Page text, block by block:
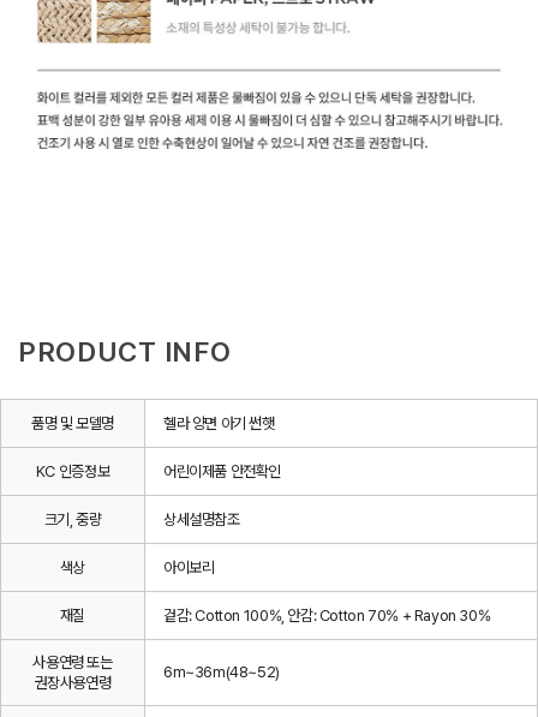
PRODUCT INFO
품명 및 모델명 헬라 양면 아기 썬햇
KC 인증정보 어린이제품 안전확인
크기, 중량 상세설명참조
색상 아이보리
재질 겉감: Cotton 100%, 안감: Cotton 70% + Rayon 30%
사용연령 또는
권장사용연령
6m~36m(48~52)